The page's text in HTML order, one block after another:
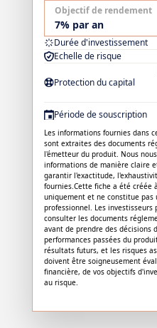
Objectif de rendement
7% par an
Durée d'investissement
Echelle de risque
Protection du capital
Période de souscription
Les informations fournies dans
sont extraites des documents
l'émetteur du produit. Nous
informations de manière claire
garantir l'exactitude,
fournies.Cette fiche a été créée
uniquement et ne constitue pas
professionnel. Les
consulter les documents
avant de prendre des décisions
performances passées du
résultats futurs, et les risques
doivent être soigneusement
financière, de vos objectifs
au risque.